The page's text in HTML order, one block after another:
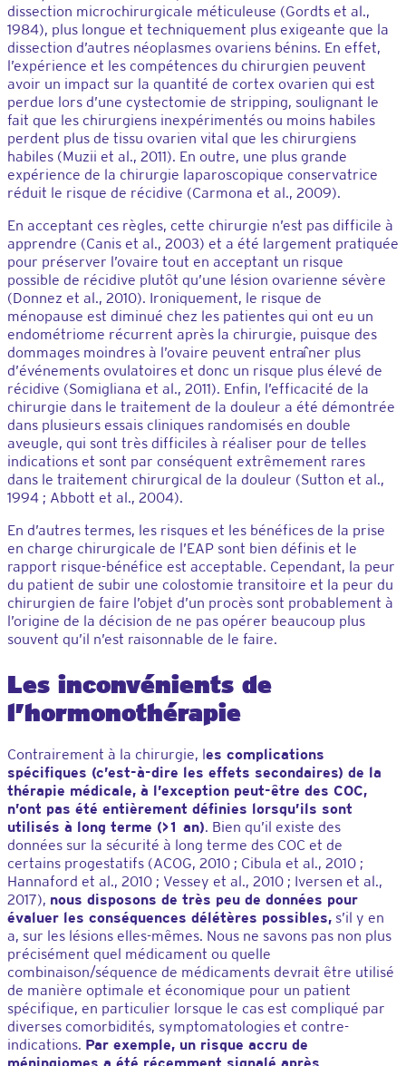
dissection microchirurgicale méticuleuse (Gordts et al.,
1984), plus longue et techniquement plus exigeante que la
dissection d’autres néoplasmes ovariens bénins. En effet,
l’expérience et les compétences du chirurgien peuvent
avoir un impact sur la quantité de cortex ovarien qui est
perdue lors d’une cystectomie de stripping, soulignant le
fait que les chirurgiens inexpérimentés ou moins habiles
perdent plus de tissu ovarien vital que les chirurgiens
habiles (Muzii et al., 2011). En outre, une plus grande
expérience de la chirurgie laparoscopique conservatrice
réduit le risque de récidive (Carmona et al., 2009).
En acceptant ces règles, cette chirurgie n’est pas difficile à
apprendre (Canis et al., 2003) et a été largement pratiquée
pour préserver l’ovaire tout en acceptant un risque
possible de récidive plutôt qu’une lésion ovarienne sévère
(Donnez et al., 2010). Ironiquement, le risque de
ménopause est diminué chez les patientes qui ont eu un
endométriome récurrent après la chirurgie, puisque des
dommages moindres à l’ovaire peuvent entraîner plus
d’événements ovulatoires et donc un risque plus élevé de
récidive (Somigliana et al., 2011). Enfin, l’efficacité de la
chirurgie dans le traitement de la douleur a été démontrée
dans plusieurs essais cliniques randomisés en double
aveugle, qui sont très difficiles à réaliser pour de telles
indications et sont par conséquent extrêmement rares
dans le traitement chirurgical de la douleur (Sutton et al.,
1994 ; Abbott et al., 2004).
En d’autres termes, les risques et les bénéfices de la prise
en charge chirurgicale de l’EAP sont bien définis et le
rapport risque-bénéfice est acceptable. Cependant, la peur
du patient de subir une colostomie transitoire et la peur du
chirurgien de faire l’objet d’un procès sont probablement à
l’origine de la décision de ne pas opérer beaucoup plus
souvent qu’il n’est raisonnable de le faire.
Les inconvénients de
l’hormonothérapie
Contrairement à la chirurgie, les complications
spécifiques (c’est-à-dire les effets secondaires) de la
thérapie médicale, à l’exception peut-être des COC,
n’ont pas été entièrement définies lorsqu’ils sont
utilisés à long terme (>1 an). Bien qu’il existe des
données sur la sécurité à long terme des COC et de
certains progestatifs (ACOG, 2010 ; Cibula et al., 2010 ;
Hannaford et al., 2010 ; Vessey et al., 2010 ; Iversen et al.,
2017), nous disposons de très peu de données pour
évaluer les conséquences délétères possibles, s’il y en
a, sur les lésions elles-mêmes. Nous ne savons pas non plus
précisément quel médicament ou quelle
combinaison/séquence de médicaments devrait être utilisé
de manière optimale et économique pour un patient
spécifique, en particulier lorsque le cas est compliqué par
diverses comorbidités, symptomatologies et contre-
indications. Par exemple, un risque accru de